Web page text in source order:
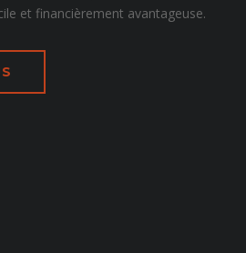
et financièrement avantageuse.